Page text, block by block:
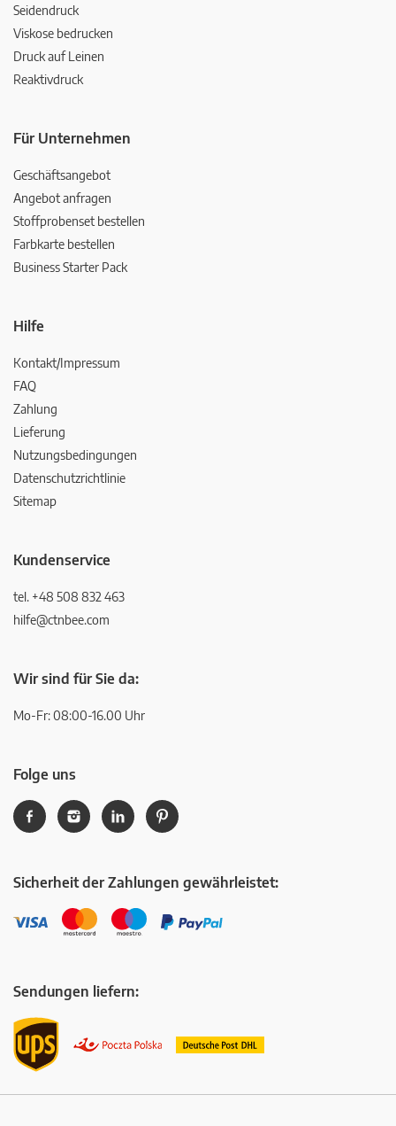
Seidendruck
Viskose bedrucken
Druck auf Leinen
Reaktivdruck
Für Unternehmen
Geschäftsangebot
Angebot anfragen
Stoffprobenset bestellen
Farbkarte bestellen
Business Starter Pack
Hilfe
Kontakt/Impressum
FAQ
Zahlung
Lieferung
Nutzungsbedingungen
Datenschutzrichtlinie
Sitemap
Kundenservice
tel. +48 508 832 463
hilfe@ctnbee.com
Wir sind für Sie da:
Mo-Fr: 08:00-16.00 Uhr
Folge uns
Sicherheit der Zahlungen gewährleistet:
Sendungen liefern: